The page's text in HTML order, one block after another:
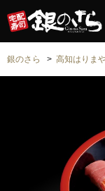
銀のさら 高知はりま